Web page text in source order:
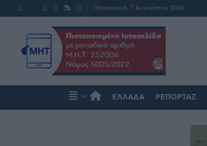
Παρασκευή, 7 Αυγούστου 2026
ΕΛΛΆΔΑ ΡΕΠΟΡΤΆΖ